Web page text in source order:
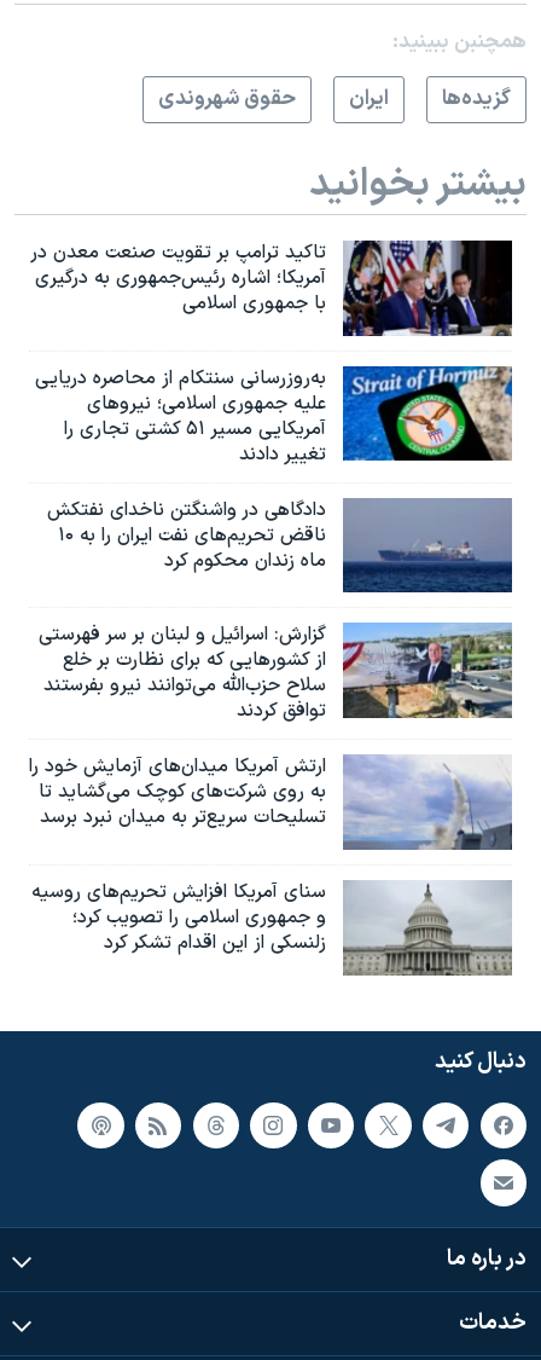
همچنبن ببینید:
گزيده‌ها
ايران حقوق شهروندی
بیشتر بخوانید
تاکید ترامپ بر تقویت صنعت معدن در
آمریکا؛ اشاره رئیس‌جمهوری به درگیری
با جمهوری اسلامی
به‌روزرسانی سنتکام از محاصره دریایی
علیه جمهوری اسلامی؛ نیروهای
آمریکایی مسیر ۵۱ کشتی تجاری را
تغییر دادند
دادگاهی در واشنگتن ناخدای نفتکش
ناقض تحریم‌های نفت ایران را به ۱۰
ماه زندان محکوم کرد
گزارش‌: اسرائيل و لبنان بر سر فهرستی
از کشورهایی که برای نظارت بر خلع
سلاح حزب‌الله می‌توانند نیرو بفرستند
توافق کردند
ارتش آمریکا میدان‌های آزمایش خود را
به روی شرکت‌های کوچک می‌گشاید تا
تسلیحات سریع‌تر به میدان نبرد برسد
سنای آمریکا افزایش تحریم‌های روسیه
و جمهوری اسلامی را تصویب کرد؛
زلنسکی از این اقدام تشکر کرد
دنبال کنید
در باره ما
خدمات